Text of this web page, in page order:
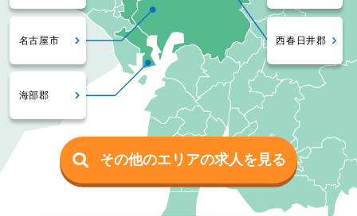
名古屋市
海部郡
西春日井郡
その他のエリアの求人を見る